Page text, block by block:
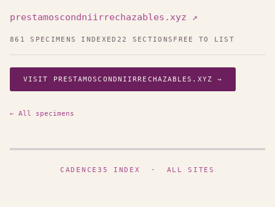
prestamoscondniirrechazables.xyz ↗
861 SPECIMENS INDEXED 22 SECTIONS FREE TO LIST
VISIT PRESTAMOSCONDNIIRRECHAZABLES.XYZ →
← All specimens
CADENCE35 INDEX · ALL SITES